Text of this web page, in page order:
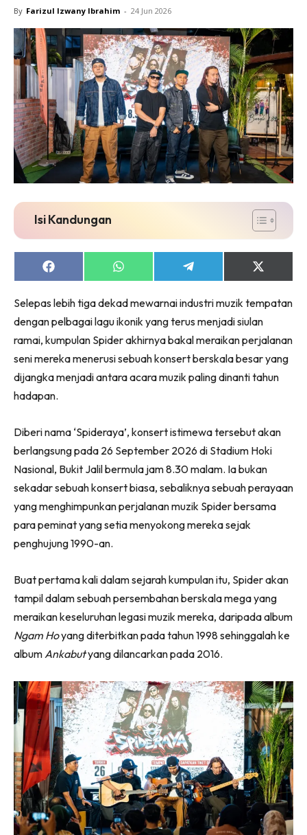
By Farizul Izwany Ibrahim - 24 Jun 2026
Isi Kandungan
Share
on
Share
on
Share
on
Share
on
(Twitter)
Selepas lebih tiga dekad mewarnai industri muzik tempatan
dengan pelbagai lagu ikonik yang terus menjadi siulan
ramai, kumpulan Spider akhirnya bakal meraikan perjalanan
seni mereka menerusi sebuah konsert berskala besar yang
dijangka menjadi antara acara muzik paling dinanti tahun
hadapan.
Diberi nama ‘Spideraya’, konsert istimewa tersebut akan
berlangsung pada 26 September 2026 di Stadium Hoki
Nasional, Bukit Jalil bermula jam 8.30 malam. Ia bukan
sekadar sebuah konsert biasa, sebaliknya sebuah perayaan
yang menghimpunkan perjalanan muzik Spider bersama
para peminat yang setia menyokong mereka sejak
penghujung 1990-an.
Buat pertama kali dalam sejarah kumpulan itu, Spider akan
tampil dalam sebuah persembahan berskala mega yang
meraikan keseluruhan legasi muzik mereka, daripada album
Ngam Hoyang diterbitkan pada tahun 1998 sehinggalah ke
album Ankabutyang dilancarkan pada 2016.